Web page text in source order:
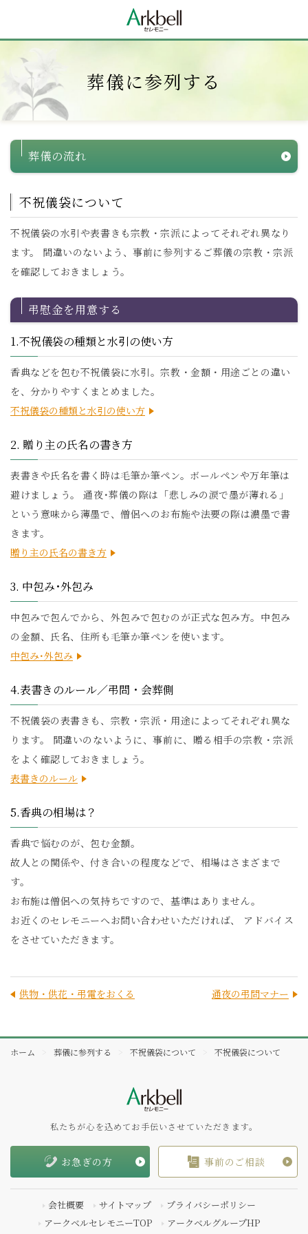
葬儀に参列する
不祝儀袋について
不祝儀袋の水引や表書きも宗教・宗派によってそれぞれ異なり
ます。 間違いのないよう、事前に参列するご葬儀の宗教・宗派
を確認しておきましょう。
弔慰金を用意する
1.不祝儀袋の種類と水引の使い方
香典などを包む不祝儀袋に水引。宗教・金額・用途ごとの違い
を、分かりやすくまとめました。
不祝儀袋の種類と水引の使い方
2. 贈り主の氏名の書き方
表書きや氏名を書く時は毛筆か筆ペン。ボールペンや万年筆は
避けましょう。 通夜･葬儀の際は「悲しみの涙で墨が薄れる」
という意味から薄墨で、僧侶へのお布施や法要の際は濃墨で書
きます。
贈り主の氏名の書き方
3. 中包み･外包み
中包みで包んでから、外包みで包むのが正式な包み方。中包み
の金額、氏名、住所も毛筆か筆ペンを使います。
中包み･外包み
4.表書きのルール／弔問・会葬側
不祝儀袋の表書きも、宗教・宗派・用途によってそれぞれ異な
ります。 間違いのないように、事前に、贈る相手の宗教・宗派
をよく確認しておきましょう。
表書きのルール
5.香典の相場は？
香典で悩むのが、包む金額。
故人との関係や、付き合いの程度などで、相場はさまざまで
す。
お布施は僧侶への気持ちですので、基準はありません。
お近くのセレモニーへお問い合わせいただければ、 アドバイス
をさせていただきます。
通夜の弔問マナー
供物・供花・弔電をおくる
葬儀の流れ
ホーム 葬儀に参列する 不祝儀袋について 不祝儀袋について
私たちが心を込めてお手伝いさせていただきます。
お急ぎの方 事前のご相談
会社概要 サイトマップ
プライバシーポリシー
アークベルセレモニーTOP
アークベルグループHP